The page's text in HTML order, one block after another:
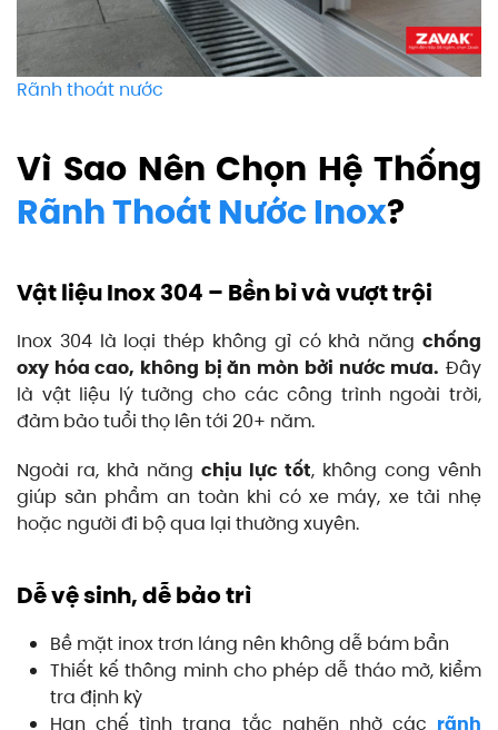
Rãnh thoát nước
Vì Sao Nên Chọn Hệ Thống
Rãnh Thoát Nước Inox?
Vật liệu Inox 304 – Bền bỉ và vượt trội
Inox 304 là loại thép không gỉ có khả năng chống
oxy hóa cao, không bị ăn mòn bởi nước mưa. Đây
là vật liệu lý tưởng cho các công trình ngoài trời,
đảm bảo tuổi thọ lên tới 20+ năm.
Ngoài ra, khả năng chịu lực tốt, không cong vênh
giúp sản phẩm an toàn khi có xe máy, xe tải nhẹ
hoặc người đi bộ qua lại thường xuyên.
Dễ vệ sinh, dễ bảo trì
Bề mặt inox trơn láng nên không dễ bám bẩn
Thiết kế thông minh cho phép dễ tháo mở, kiểm
tra định kỳ
Hạn chế tình trạng tắc nghẽn nhờ các rãnh